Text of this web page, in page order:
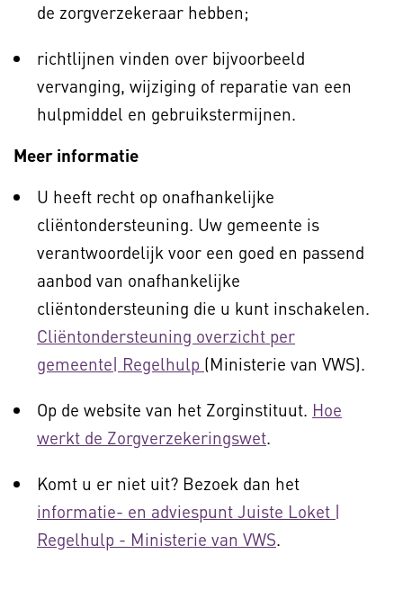
de zorgverzekeraar hebben;
richtlijnen vinden over bijvoorbeeld
vervanging, wijziging of reparatie van een
hulpmiddel en gebruikstermijnen.
Meer informatie
U heeft recht op onafhankelijke
cliëntondersteuning. Uw gemeente is
verantwoordelijk voor een goed en passend
aanbod van onafhankelijke
cliëntondersteuning die u kunt inschakelen.
Cliëntondersteuning overzicht per
gemeente| Regelhulp (Ministerie van VWS).
Op de website van het Zorginstituut. Hoe
werkt de Zorgverzekeringswet.
Komt u er niet uit? Bezoek dan het
informatie- en adviespunt Juiste Loket |
Regelhulp - Ministerie van VWS.